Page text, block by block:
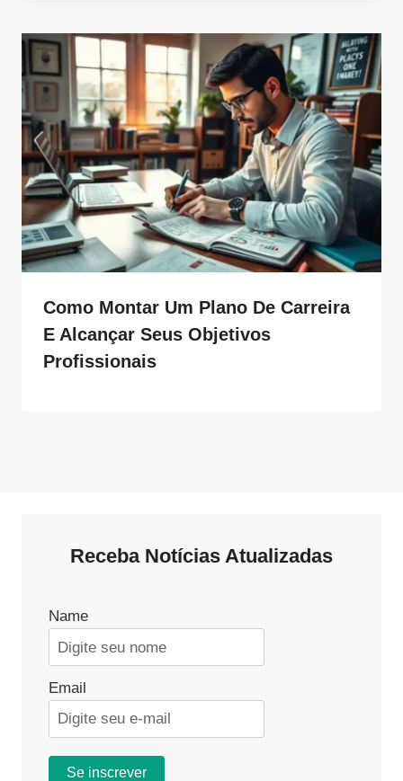
Como Montar Um Plano De Carreira
E Alcançar Seus Objetivos
Profissionais
Receba Notícias Atualizadas
Name
Email